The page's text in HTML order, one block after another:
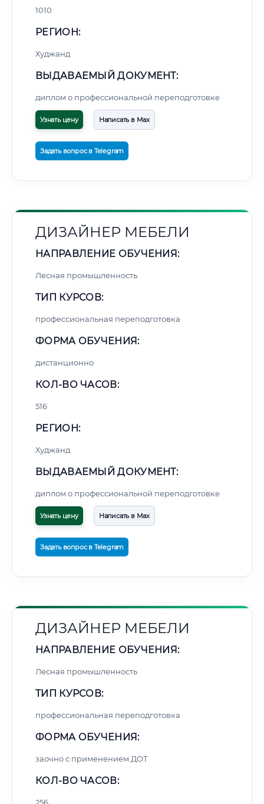
1010
РЕГИОН:
Худжанд
ВЫДАВАЕМЫЙ ДОКУМЕНТ:
диплом о профессиональной переподготовке
Узнать цену Написать в Max
Задать вопрос в Telegram
ДИЗАЙНЕР МЕБЕЛИ
НАПРАВЛЕНИЕ ОБУЧЕНИЯ:
Лесная промышленность
ТИП КУРСОВ:
профессиональная переподготовка
ФОРМА ОБУЧЕНИЯ:
дистанционно
КОЛ-ВО ЧАСОВ:
516
РЕГИОН:
Худжанд
ВЫДАВАЕМЫЙ ДОКУМЕНТ:
диплом о профессиональной переподготовке
Узнать цену Написать в Max
Задать вопрос в Telegram
ДИЗАЙНЕР МЕБЕЛИ
НАПРАВЛЕНИЕ ОБУЧЕНИЯ:
Лесная промышленность
ТИП КУРСОВ:
профессиональная переподготовка
ФОРМА ОБУЧЕНИЯ:
заочно с применением ДОТ
КОЛ-ВО ЧАСОВ: